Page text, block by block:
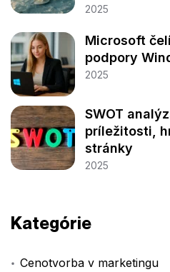
2025
Microsoft
podpory
2025
SWOT
príležitosti,
stránky
2025
Kategórie
Cenotvorba v marketingu